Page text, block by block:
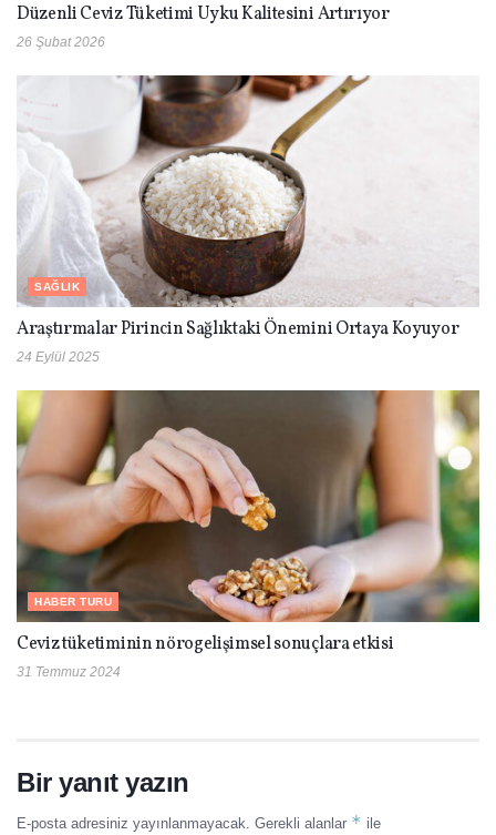
Düzenli Ceviz Tüketimi Uyku Kalitesini Artırıyor
26 Şubat 2026
SAĞLIK
Araştırmalar Pirincin Sağlıktaki Önemini Ortaya Koyuyor
24 Eylül 2025
HABER TURU
Ceviz tüketiminin nörogelişimsel sonuçlara etkisi
31 Temmuz 2024
Bir yanıt yazın
E-posta adresiniz yayınlanmayacak. Gerekli alanlar * ile